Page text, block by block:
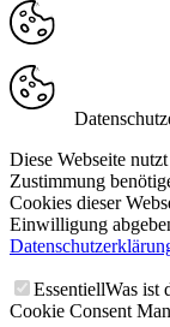
Diese Webseite
Zustimmung
Cookies dieser
Einwilligung
EssentiellWas ist
Cookie Consent